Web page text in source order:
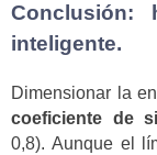
Conclusión:
inteligente.
Dimensionar la
coeficiente de
0,8). Aunque el